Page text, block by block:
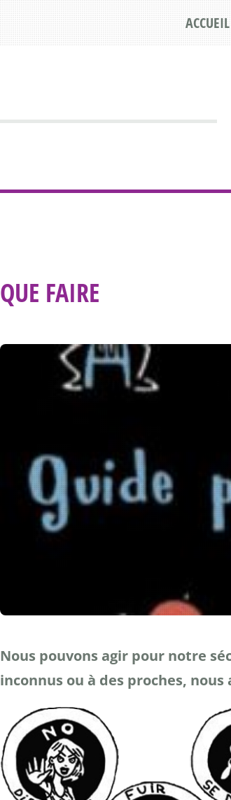
ACCUEIL
QUE FAIRE
Nous pouvons agir pour notre
inconnus ou à des proches, nous